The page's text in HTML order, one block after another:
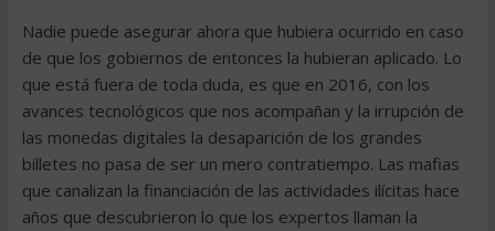
Nadie puede asegurar ahora que hubiera ocurrido en caso
de que los gobiernos de entonces la hubieran aplicado. Lo
que está fuera de toda duda, es que en 2016, con los
avances tecnológicos que nos acompañan y la irrupción de
las monedas digitales la desaparición de los grandes
billetes no pasa de ser un mero contratiempo. Las mafias
que canalizan la financiación de las actividades ilícitas hace
años que descubrieron lo que los expertos llaman la